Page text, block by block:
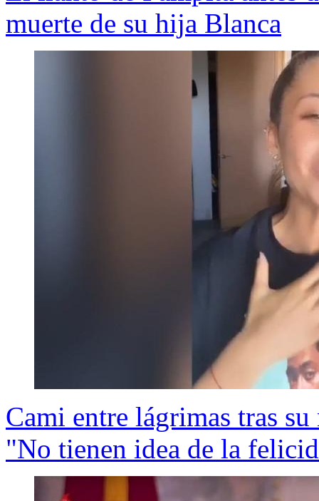
muerte de su hija Blanca
Cami entre lágrimas tras
"No tienen idea de la